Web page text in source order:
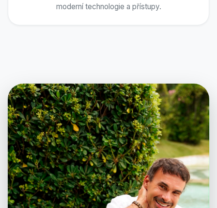
moderní technologie a přístupy.